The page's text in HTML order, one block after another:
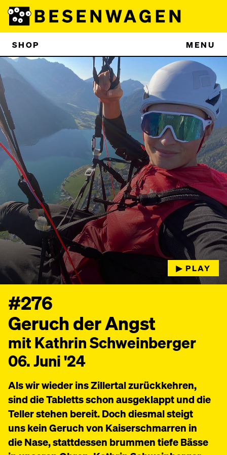
SHOP MENU
▶︎ PLAY
#276
Geruch der Angst
mit Kathrin Schweinberger
06. Juni '24
Als wir wieder ins Zillertal zurückkehren,
sind die Tabletts schon ausgeklappt und die
Teller stehen bereit. Doch diesmal steigt
uns kein Geruch von Kaiserschmarren in
die Nase, stattdessen brummen tiefe Bässe